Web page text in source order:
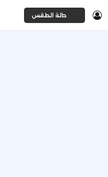
حالة الطقس